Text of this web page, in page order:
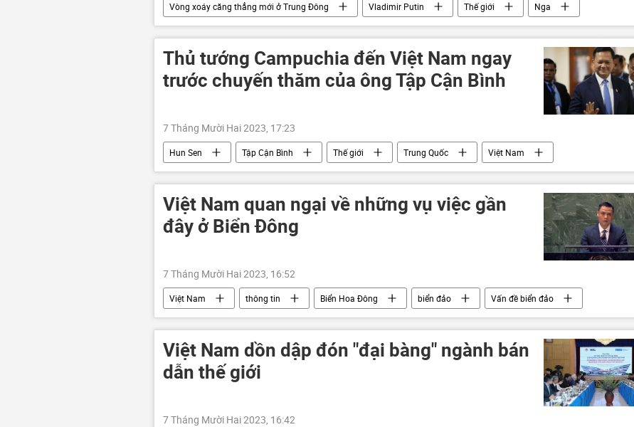
Vòng xoáy căng thẳng mới ở Trung Đông Vladimir Putin Thế giới
Nga
Tiểu vương quốc Ả Rập
Ả Rập Saudi Chính trị Báo chí thế giới
Thủ tướng Campuchia đến Việt Nam ngay
trước chuyến thăm của ông Tập Cận Bình
7 Tháng Mười Hai 2023, 17:23
Hun Sen Tập Cận Bình Thế giới Trung Quốc
Việt Nam
Campuchia
Chính trị
Việt Nam quan ngại về những vụ việc gần
đây ở Biển Đông
7 Tháng Mười Hai 2023, 16:52
Việt Nam thông tin Biển Hoa Đông biển đảo
Vấn đề biển đảo
Liên Hợp Quốc
Biển Đông
Việt Nam dồn dập đón "đại bàng" ngành bán
dẫn thế giới
7 Tháng Mười Hai 2023, 16:42